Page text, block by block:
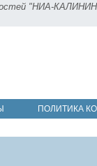
"НИА-
ПОЛИТИКА